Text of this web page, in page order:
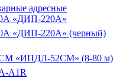
адресные
«ДИП-220А»
«ДИП-220А» (черный)
«ИПДЛ-52СМ» (8-80 м)
A1R